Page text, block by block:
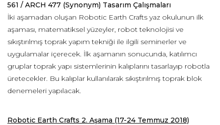
561 / ARCH 477 (Synonym) Tasarım Çalışmaları
İki aşamadan oluşan Robotic Earth Crafts yaz okulunun ilk
aşaması, matematiksel yüzeyler, robot teknolojisi ve
sıkıştırılmış toprak yapım tekniği ile ilgili seminerler ve
uygulamalar içerecek. İlk aşamanın sonucunda, katılımcı
gruplar toprak yapı sistemlerinin kalıplarını tasarlayıp robotla
üretecekler. Bu kalıplar kullanılarak sıkıştırılmış toprak blok
denemeleri yapılacak.
Robotic Earth Crafts 2. Aşama (17-24 Temmuz 2018)